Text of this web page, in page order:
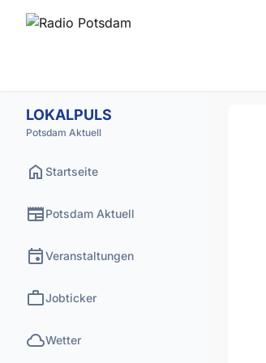
LOKALPULS
Potsdam Aktuell
home Startseite
newspaperPotsdam Aktuell
eventVeranstaltungen
workJobticker
cloudWetter